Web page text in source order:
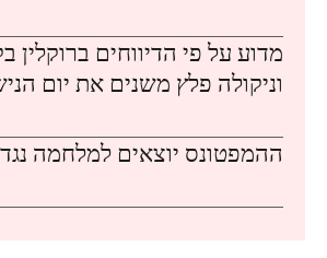
מדוע על פי הדיווחים ברוקלין
וניקולה פלץ משנים את יום
ההמפטונס יוצאים למלחמה